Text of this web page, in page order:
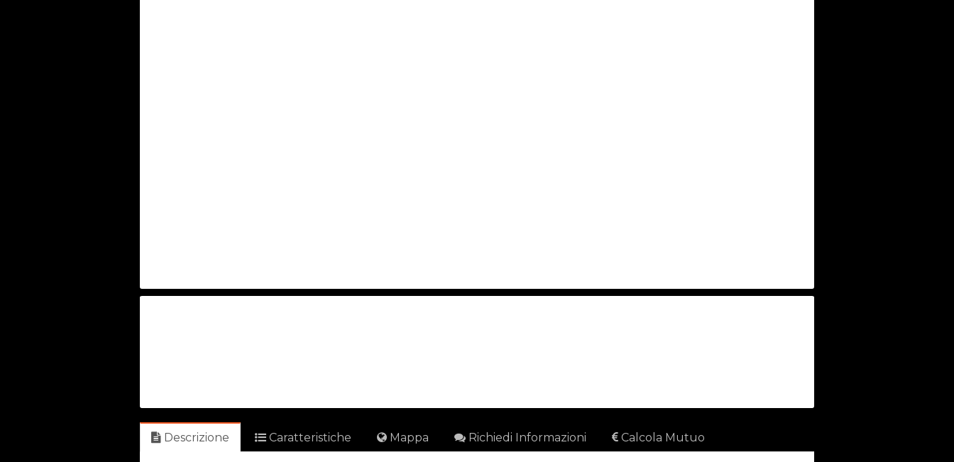
Descrizione Caratteristiche Mappa Richiedi Informazioni Calcola Mutuo